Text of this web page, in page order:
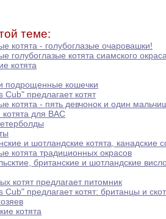
теме:
котята - голубоглазые очаровашки!
голубоглазые котята сиамского
котята
подрощенные кошечки
предлагает котят
котята - пять девчонок и один
для ВАС
и шотландские котята, канадские
котята традиционных окрасов
, британские и шотландские
котят предлагает питомник
предлагает котят: британцы и
котята